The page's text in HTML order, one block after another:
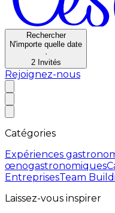
Rechercher
N'importe quelle date
·
2 Invités
Rejoignez-nous
Catégories
Expériences
œnogastronomiques
EntreprisesTeam
Laissez-vous inspirer